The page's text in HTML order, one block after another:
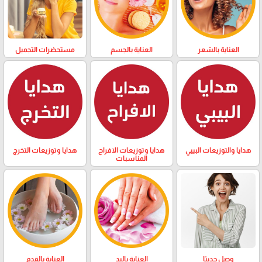
العناية بالشعر العناية بالجسم مستحضرات التجميل
هدايا والتوزيعات البيبي
هدايا وتوزيعات الافراح
المناسبات
هدايا وتوزيعات التخرج
وصل حديثا العناية باليد العناية بالقدم